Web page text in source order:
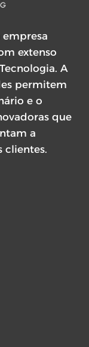
extenso
A
permitem
e o
que
a
clientes.